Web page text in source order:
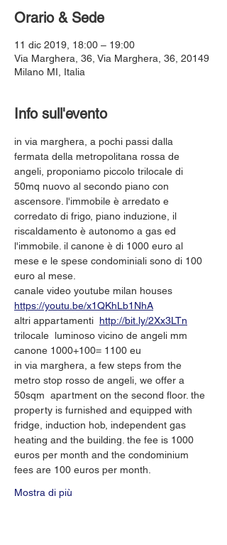
Orario & Sede
11 dic 2019, 18:00 – 19:00
Via Marghera, 36, Via Marghera, 36, 20149
Milano MI, Italia
Info sull'evento
in via marghera, a pochi passi dalla
fermata della metropolitana rossa de
angeli, proponiamo piccolo trilocale di
50mq nuovo al secondo piano con
ascensore. l'immobile è arredato e
corredato di frigo, piano induzione, il
riscaldamento è autonomo a gas ed
l'immobile. il canone è di 1000 euro al
mese e le spese condominiali sono di 100
euro al mese.
canale video youtube milan houses
https://youtu.be/x1QKhLb1NhA
altri appartamenti http://bit.ly/2Xx3LTn
trilocale  luminoso vicino de angeli mm
canone 1000+100= 1100 eu
in via marghera, a few steps from the
metro stop rosso de angeli, we offer a
50sqm  apartment on the second floor. the
property is furnished and equipped with
fridge, induction hob, independent gas
heating and the building. the fee is 1000
euros per month and the condominium
fees are 100 euros per month.
Mostra di più